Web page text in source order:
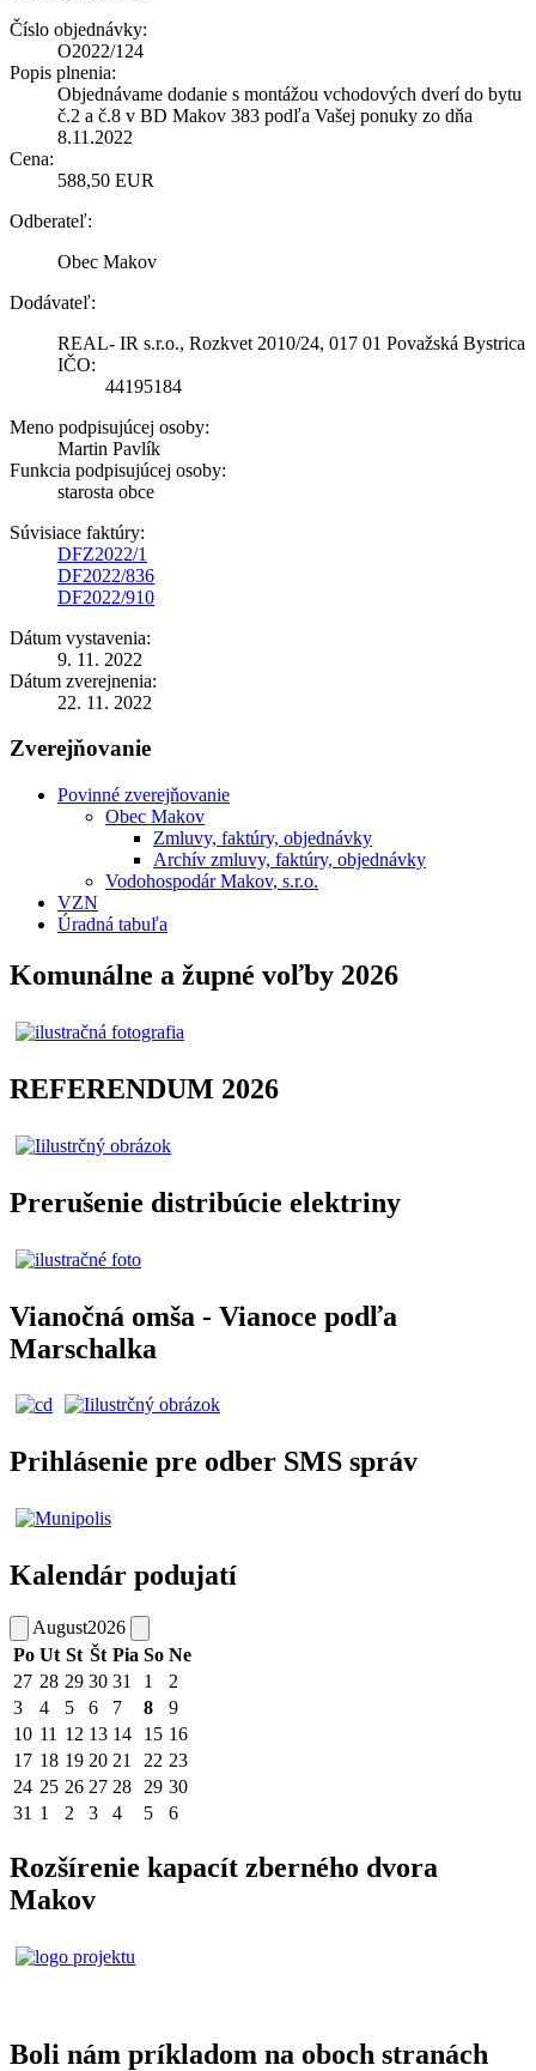
Číslo objednávky:
O2022/124
Popis plnenia:
Objednávame dodanie s montážou vchodových dverí do bytu
č.2 a č.8 v BD Makov 383 podľa Vašej ponuky zo dňa
8.11.2022
Cena:
588,50 EUR
Odberateľ:
Obec Makov
Dodávateľ:
REAL- IR s.r.o., Rozkvet 2010/24, 017 01 Považská Bystrica
IČO:
44195184
Meno podpisujúcej osoby:
Martin Pavlík
Funkcia podpisujúcej osoby:
starosta obce
Súvisiace faktúry:
DFZ2022/1
DF2022/836
DF2022/910
Dátum vystavenia:
9. 11. 2022
Dátum zverejnenia:
22. 11. 2022
Zverejňovanie
Povinné zverejňovanie
Obec Makov
Zmluvy, faktúry, objednávky
Archív zmluvy, faktúry, objednávky
Vodohospodár Makov, s.r.o.
VZN
Úradná tabuľa
Komunálne a župné voľby 2026
REFERENDUM 2026
Prerušenie distribúcie elektriny
Vianočná omša - Vianoce podľa
Marschalka
Prihlásenie pre odber SMS správ
Kalendár podujatí
August2026
Po Ut St Št Pia So Ne
27 28 29 30 31 1
2
3
4 5 6 7 8
9
10 11 12 13 14 15 16
17 18 19 20 21 22 23
24 25 26 27 28 29 30
31 1 2 3 4 5 6
Rozšírenie kapacít zberného dvora
Makov
Boli nám príkladom na oboch stranách